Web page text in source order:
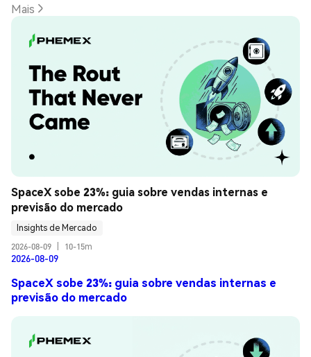
Mais
SpaceX sobe 23%: guia sobre vendas internas e
previsão do mercado
Insights de Mercado
2026-08-09
10-15m
2026-08-09
SpaceX sobe 23%: guia sobre vendas internas e
previsão do mercado